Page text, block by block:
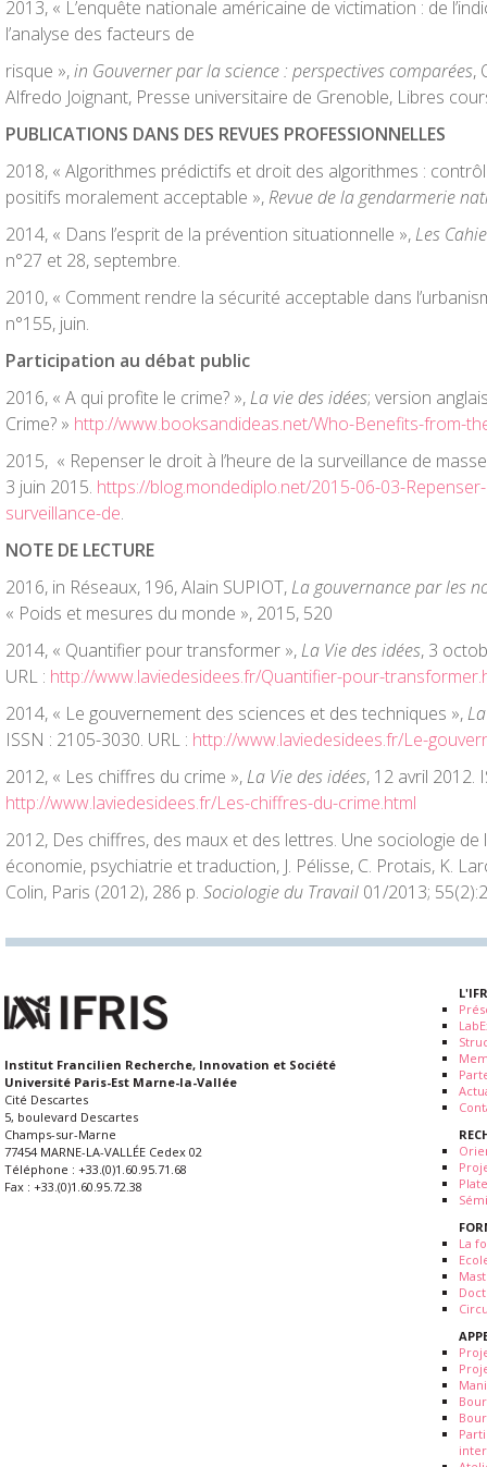
2013, « L’enquête nationale américaine de victimation : de
l’analyse des facteurs de
risque »,in Gouverner par la science : perspectives comparées,
Alfredo Joignant, Presse universitaire de Grenoble, Libres
PUBLICATIONS DANS DES REVUES PROFESSIONNELLES
2018, « Algorithmes prédictifs et droit des algorithmes :
positifs moralement acceptable »,Revue de la gendarmerie
2014, « Dans l’esprit de la prévention situationnelle »,Les
n°27 et 28, septembre.
2010, « Comment rendre la sécurité acceptable dans
n°155, juin.
Participation au débat public
2016, « A qui profite le crime? »,La vie des idées; version
Crime? » http://www.booksandideas.net/Who-Benefits-from-
2015, « Repenser le droit à l’heure de la surveillance de
3 juin 2015. https://blog.mondediplo.net/2015-06-03-
surveillance-de.
NOTE DE LECTURE
2016, in Réseaux, 196, Alain SUPIOT,La gouvernance par les
« Poids et mesures du monde », 2015, 520
2014, « Quantifier pour transformer »,La Vie des idées, 3
URL : http://www.laviedesidees.fr/Quantifier-pour-
2014, « Le gouvernement des sciences et des techniques »,
ISSN : 2105-3030. URL : http://www.laviedesidees.fr/Le-
2012, « Les chiffres du crime »,La Vie des idées, 12 avril 2012.
http://www.laviedesidees.fr/Les-chiffres-du-crime.html
2012, Des chiffres, des maux et des lettres. Une sociologie de
économie, psychiatrie et traduction, J. Pélisse, C. Protais, K.
Colin, Paris (2012), 286 p. Sociologie du Travail 01/2013;
Institut Francilien Recherche, Innovation et Société
Université Paris-Est Marne-la-Vallée
Cité Descartes
5, boulevard Descartes
Champs-sur-Marne
77454 MARNE-LA-VALLÉE Cedex 02
Téléphone : +33.(0)1.60.95.71.68
Fax : +33.(0)1.60.95.72.38
La